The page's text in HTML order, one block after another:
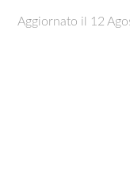
Aggiornato il 12